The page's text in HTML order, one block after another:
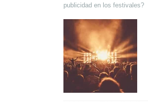
publicidad en los festivales?